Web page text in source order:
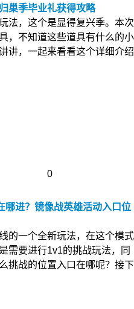
巢季毕业礼获得攻略
，这个是显得复兴季。本次
，不知道这些道具有什么的小
讲，一起来看看这个详细介绍
0
哪进？镜像战英雄活动入口位
一个全新玩法，在这个模式
需要进行1v1的挑战玩法，同
挑战的位置入口在哪呢？接下